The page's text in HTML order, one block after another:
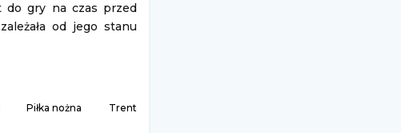
do gry na czas przed
od jego stanu
Piłka nożna
Trent